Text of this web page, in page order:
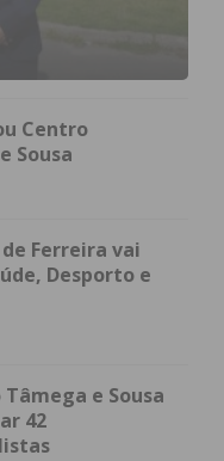
Centro
Sousa
Ferreira vai
Desporto e
e Sousa
42